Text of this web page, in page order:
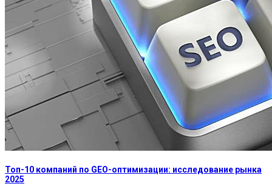
Топ-10 компаний по GEO-оптимизации: исследование рынка
2025